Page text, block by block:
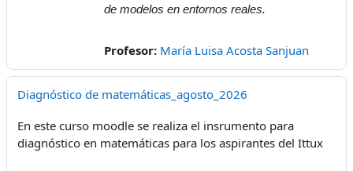
de modelos en entornos reales.
Profesor: María Luisa Acosta Sanjuan
Diagnóstico de matemáticas_agosto_2026
En este curso moodle se realiza el insrumento para
diagnóstico en matemáticas para los aspirantes del Ittux